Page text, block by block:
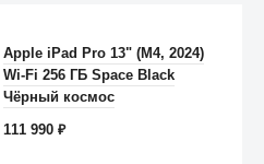
Anker
Apple iPad Pro 13" (M4, 2024)
Wi-Fi 256 ГБ Space Black
Чёрный космос
111 990₽